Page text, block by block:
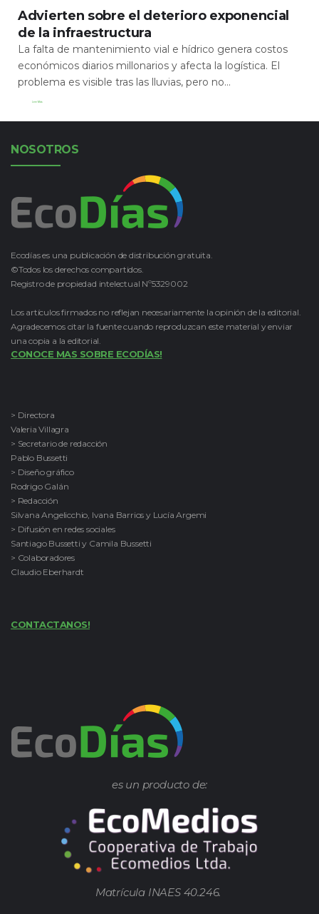
Advierten sobre el deterioro exponencial
de la infraestructura
La falta de mantenimiento vial e hídrico genera costos
económicos diarios millonarios y afecta la logística. El
problema es visible tras las lluvias, pero no...
Leer Más
NOSOTROS
Ecodías es una publicación de distribución gratuita.
©Todos los derechos compartidos.
Registro de propiedad intelectual Nº5329002
Los artículos firmados no reflejan necesariamente la opinión de la editorial.
Agradecemos citar la fuente cuando reproduzcan este material y enviar
una copia a la editorial.
CONOCE MAS SOBRE ECODÍAS!
> Directora
Valeria Villagra
> Secretario de redacción
Pablo Bussetti
> Diseño gráfico
Rodrigo Galán
> Redacción
Silvana Angelicchio, Ivana Barrios y Lucía Argemi
> Difusión en redes sociales
Santiago Bussetti y Camila Bussetti
> Colaboradores
Claudio Eberhardt
CONTACTANOS!
es un producto de:
Matrícula INAES 40.246.